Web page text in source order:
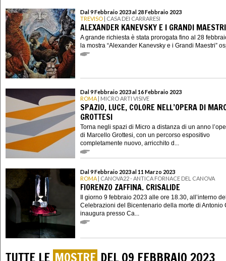
Dal 9 Febbraio 2023 al 28 Febbraio 2023
TREVISO | CASA DEI CARRARESI
ALEXANDER KANEVSKY E I GRANDI MAESTRI
A grande richiesta è stata prorogata fino al 28
la mostra “Alexander Kanevsky e i Grandi Maestri”
Dal 9 Febbraio 2023 al 16 Febbraio 2023
ROMA | MICRO ARTI VISIVE
SPAZIO, LUCE, COLORE NELL’OPERA DI
GROTTESI
Torna negli spazi di Micro a distanza di un anno
di Marcello Grottesi, con un percorso espositivo
completamente nuovo, arricchito d...
Dal 9 Febbraio 2023 al 11 Marzo 2023
ROMA | CANOVA22 - ANTICA FORNACE DEL CANOVA
FIORENZO ZAFFINA. CRISALIDE
Il giorno 9 febbraio 2023 alle ore 18.30, all’interno
Celebrazioni del Bicentenario della morte di Antonio
inaugura presso Ca...
TUTTE LE MOSTRE DEL 09 FEBBRAIO 2023